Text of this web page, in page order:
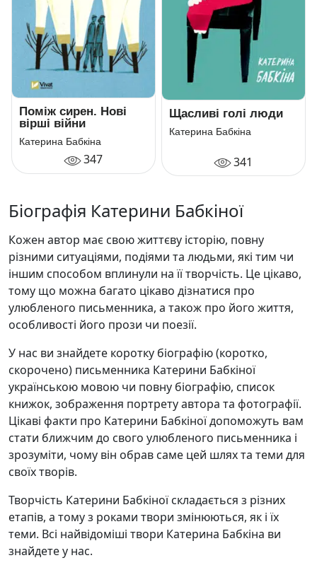
Поміж сирен. Нові
вірші війни
Катерина Бабкіна
347
Щасливі голі люди
Катерина Бабкіна
341
Біографія Катерини Бабкіної
Кожен автор має свою життєву історію, повну
різними ситуаціями, подіями та людьми, які тим чи
іншим способом вплинули на її творчість. Це цікаво,
тому що можна багато цікаво дізнатися про
улюбленого письменника, а також про його життя,
особливості його прози чи поезії.
У нас ви знайдете коротку біографію (коротко,
скорочено) письменника Катерини Бабкіної
українською мовою чи повну біографію, список
книжок, зображення портрету автора та фотографії.
Цікаві факти про Катерини Бабкіної допоможуть вам
стати ближчим до свого улюбленого письменника і
зрозуміти, чому він обрав саме цей шлях та теми для
своїх творів.
Творчість Катерини Бабкіної складається з різних
етапів, а тому з роками твори змінюються, як і їх
теми. Всі найвідоміші твори Катерина Бабкіна ви
знайдете у нас.